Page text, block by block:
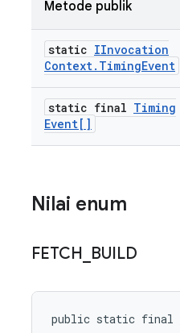
Metode publik
static IInvocation
Context. TimingEvent
static final Timing
Event[]
Nilai enum
FETCH BUILD
public static final